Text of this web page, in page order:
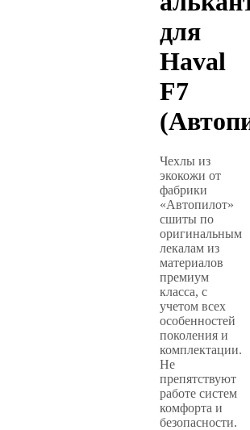
для
Haval
F7
Чехлы из
экокожи от
фабрики
«Автопилот»
сшиты по
оригинальным
лекалам из
материалов
премиум
класса, с
учетом всех
особенностей
поколения и
комплектации.
Не
препятствуют
работе систем
комфорта и
безопасности.